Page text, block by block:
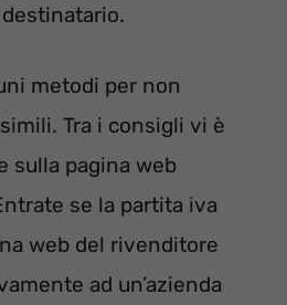
metodi per non
Tra i consigli vi è
sulla pagina web
se la partita iva
web del rivenditore
ad un’azienda